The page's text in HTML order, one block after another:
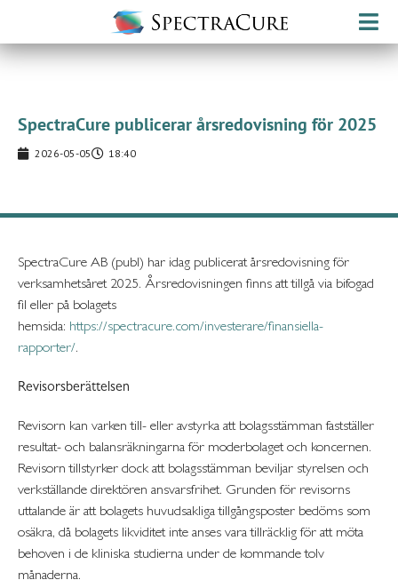
SpectraCure publicerar årsredovisning för 2025
2026-05-05 18:40
SpectraCure AB (publ) har idag publicerat årsredovisning för
verksamhetsåret 2025. Årsredovisningen finns att tillgå via bifogad
fil eller på bolagets
hemsida: https://spectracure.com/investerare/finansiella-
rapporter/.
Revisorsberättelsen
Revisorn kan varken till- eller avstyrka att bolagsstämman fastställer
resultat- och balansräkningarna för moderbolaget och koncernen.
Revisorn tillstyrker dock att bolagsstämman beviljar styrelsen och
verkställande direktören ansvarsfrihet. Grunden för revisorns
uttalande är att bolagets huvudsakliga tillgångsposter bedöms som
osäkra, då bolagets likviditet inte anses vara tillräcklig för att möta
behoven i de kliniska studierna under de kommande tolv
månaderna.